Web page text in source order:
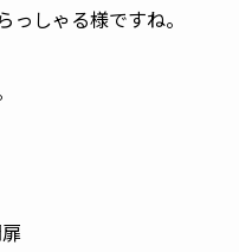
しゃる様ですね。